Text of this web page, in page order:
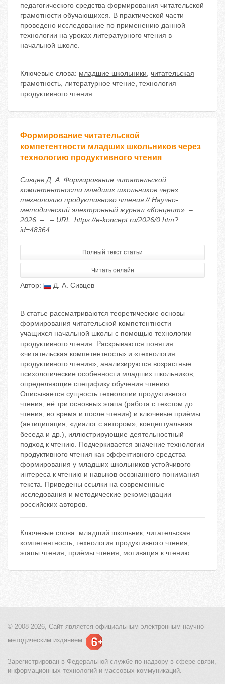
педагогического средства формирования читательской
грамотности обучающихся. В практической части
проведено исследование по применению данной
технологии на уроках литературного чтения в
начальной школе.
Ключевые слова: младшие школьники, читательская
грамотность, литературное чтение, технология
продуктивного чтения
Формирование читательской
компетентности младших школьников через
технологию продуктивного чтения
Сивцев Д. А. Формирование читательской
компетентности младших школьников через
технологию продуктивного чтения // Научно-
методический электронный журнал «Концепт». –
2026. – . – URL: https://e-koncept.ru/2026/0.htm?
id=48364
Полный текст статьи
Читать онлайн
Автор: Д. А. Сивцев
В статье рассматриваются теоретические основы
формирования читательской компетентности
учащихся начальной школы с помощью технологии
продуктивного чтения. Раскрываются понятия
«читательская компетентность» и «технология
продуктивного чтения», анализируются возрастные
психологические особенности младших школьников,
определяющие специфику обучения чтению.
Описывается сущность технологии продуктивного
чтения, её три основных этапа (работа с текстом до
чтения, во время и после чтения) и ключевые приёмы
(антиципация, «диалог с автором», концептуальная
беседа и др.), иллюстрирующие деятельностный
подход к чтению. Подчеркивается значение технологии
продуктивного чтения как эффективного средства
формирования у младших школьников устойчивого
интереса к чтению и навыков осознанного понимания
текста. Приведены ссылки на современные
исследования и методические рекомендации
российских авторов.
Ключевые слова: младший школьник, читательская
компетентность, технология продуктивного чтения,
этапы чтения, приёмы чтения, мотивация к чтению.
© 2008-2026, Сайт является официальным электронным научно-
методическим изданием.
Зарегистрирован в Федеральной службе по надзору в сфере связи,
информационных технологий и массовых коммуникаций.